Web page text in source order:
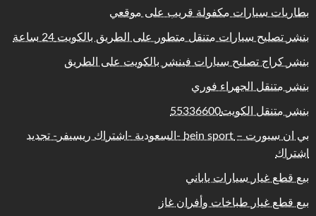
بطاريات سيارات مكفولة قريب على موقعي
بنشر تصليح سيارات متنقل متطور على الطريق بالكويت 24 ساعة
بنشر كراج تصليح سيارات فينشر بالكويت على الطريق
بنشر متنقل الجهراء فوري
بنشر متنقل الكويت55336600
بي ان سبورت – bein sport -السعودية -اشتراك ريسيفر- تجديد
اشتراك
بيع قطع غيار سيارات ياباني
بيع قطع غيار طباخات وأفران غاز